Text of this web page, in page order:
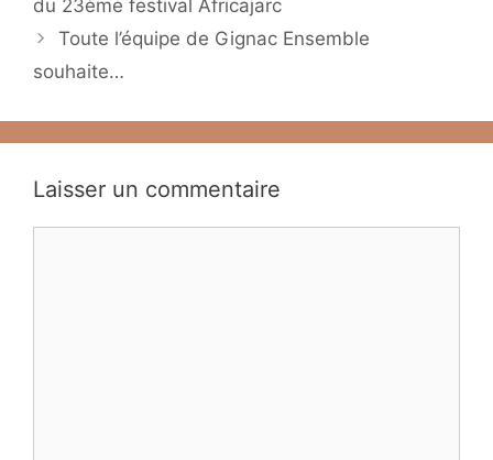
du 23ème festival Africajarc
Toute l’équipe de Gignac Ensemble
souhaite…
Laisser un commentaire